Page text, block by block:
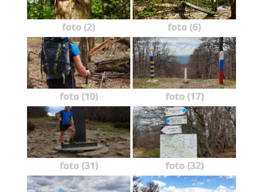
foto (2) foto (6)
foto (10) foto (17)
foto (31) foto (32)